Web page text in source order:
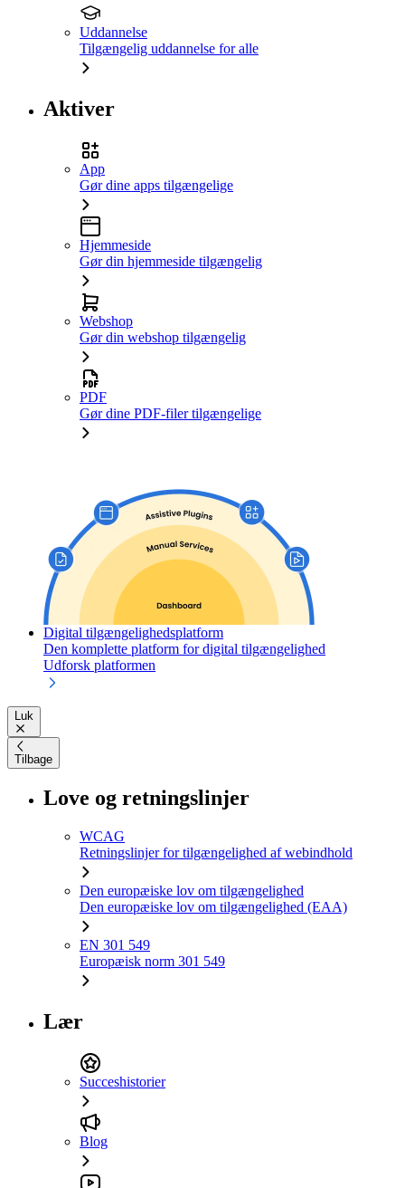
Uddannelse
Tilgængelig uddannelse for alle
Aktiver
App
Gør dine apps tilgængelige
Hjemmeside
Gør din hjemmeside tilgængelig
Webshop
Gør din webshop tilgængelig
PDF
Gør dine PDF-filer tilgængelige
Digital tilgængelighedsplatform
Den komplette platform for digital tilgængelighed
Udforsk platformen
Luk
Tilbage
Love og retningslinjer
WCAG
Retningslinjer for tilgængelighed af webindhold
Den europæiske lov om tilgængelighed
Den europæiske lov om tilgængelighed (EAA)
EN 301 549
Europæisk norm 301 549
Lær
Succeshistorier
Blog